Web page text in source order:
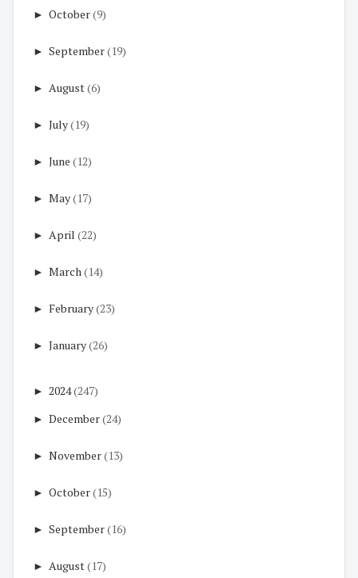
► October(9)
► September(19)
► August(6)
► July(19)
► June (12)
► May(17)
► April (22)
► March(14)
► February(23)
► January(26)
► 2024(247)
► December(24)
► November(13)
► October(15)
► September(16)
► August(17)